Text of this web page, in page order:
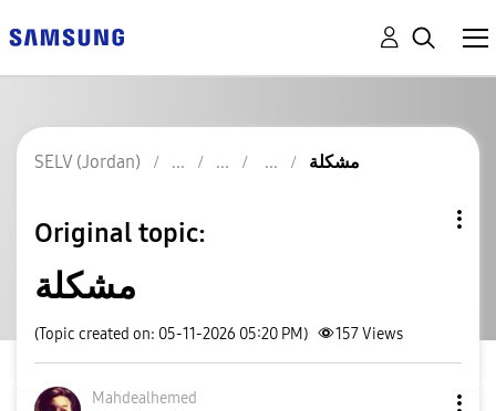
SELV (Jordan) مشكلة
Original topic:
مشكلة
(Topic created on: 05-11-2026 05:20 PM) 157Views
Mahdealhemed